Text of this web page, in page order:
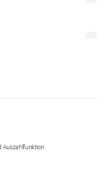
Auszahlfunktion